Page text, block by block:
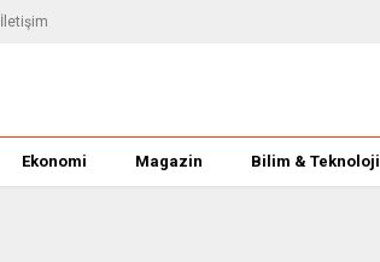
İletişim
Ekonomi Magazin Bilim & Teknoloji